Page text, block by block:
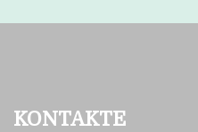
KONTAKTE